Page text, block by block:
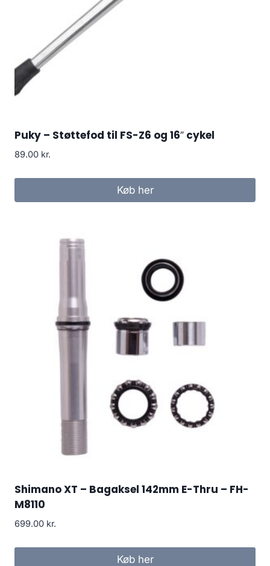
Puky – Støttefod til FS-Z6 og 16″ cykel
89.00 kr.
Køb her
Shimano XT – Bagaksel 142mm E-Thru – FH-
M8110
699.00 kr.
Køb her